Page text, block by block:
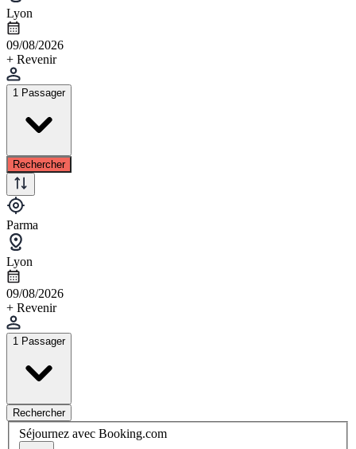
Lyon
09/08/2026
+ Revenir
1 Passager
Rechercher
Parma
Lyon
09/08/2026
+ Revenir
1 Passager
Rechercher
Séjournez avec Booking.com